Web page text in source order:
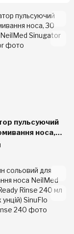
пульсуючий
носа,
NeilMed